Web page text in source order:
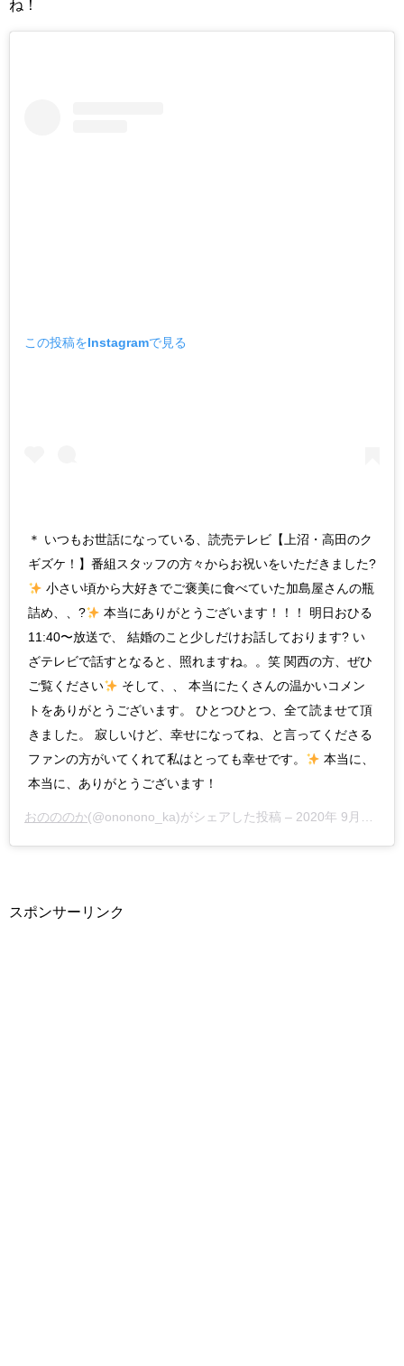
ね！
この投稿をInstagramで見る
＊ いつもお世話になっている、読売テレビ【上沼・高田のク
ギズケ！】番組スタッフの方々からお祝いをいただきました?
小さい頃から大好きでご褒美に食べていた加島屋さんの瓶
詰め、、?
本当にありがとうございます！！！ 明日おひる
11:40〜放送で、 結婚のこと少しだけお話しております? い
ざテレビで話すとなると、照れますね。。笑 関西の方、ぜひ
ご覧ください
そして、、 本当にたくさんの温かいコメン
トをありがとうございます。 ひとつひとつ、全て読ませて頂
きました。 寂しいけど、幸せになってね、と言ってくださる
ファンの方がいてくれて私はとっても幸せです。
本当に、
本当に、ありがとうございます！
おのののか(@ononono_ka)がシェアした投稿 – 2020年 9月月12日午前2時22分PDT
スポンサーリンク